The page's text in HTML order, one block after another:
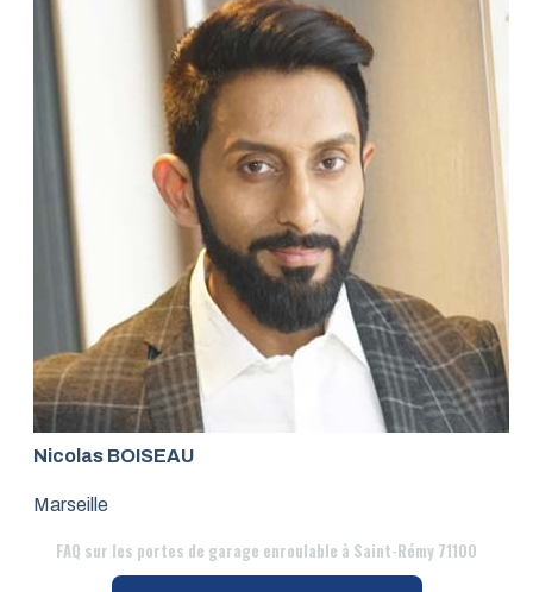
Nicolas BOISEAU
Marseille
FAQ sur les portes de garage enroulable à Saint-Rémy 71100